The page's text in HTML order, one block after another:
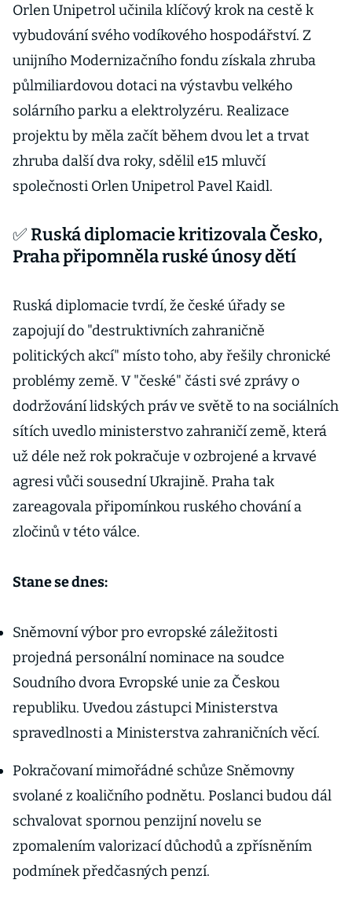
Orlen Unipetrol učinila klíčový krok na cestě k
vybudování svého vodíkového hospodářství. Z
unijního Modernizačního fondu získala zhruba
půlmiliardovou dotaci na výstavbu velkého
solárního parku a elektrolyzéru. Realizace
projektu by měla začít během dvou let a trvat
zhruba další dva roky, sdělil e15 mluvčí
společnosti Orlen Unipetrol Pavel Kaidl.
✅ Ruská diplomacie kritizovala Česko,
Praha připomněla ruské únosy dětí
Ruská diplomacie tvrdí, že české úřady se
zapojují do "destruktivních zahraničně
politických akcí" místo toho, aby řešily chronické
problémy země. V "české" části své zprávy o
dodržování lidských práv ve světě to na sociálních
sítích uvedlo ministerstvo zahraničí země, která
už déle než rok pokračuje v ozbrojené a krvavé
agresi vůči sousední Ukrajině. Praha tak
zareagovala připomínkou ruského chování a
zločinů v této válce.
Stane se dnes:
Sněmovní výbor pro evropské záležitosti
projedná personální nominace na soudce
Soudního dvora Evropské unie za Českou
republiku. Uvedou zástupci Ministerstva
spravedlnosti a Ministerstva zahraničních věcí.
Pokračovaní mimořádné schůze Sněmovny
svolané z koaličního podnětu. Poslanci budou dál
schvalovat spornou penzijní novelu se
zpomalením valorizací důchodů a zpřísněním
podmínek předčasných penzí.